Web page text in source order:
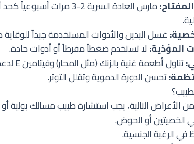
مارس العادة السرية 2-3
غسل اليدين والأدوات المستخدمة جيداً للوقاية
المؤذية: لا تستخدم ضغطاً مفرطاً أو أدوات حادة.
تناول أطعمة غنية بالزنك (مثل المحار) وفيتامين E لدعم إنتاج الحيوانات المنوية.
تحسن الدورة الدموية وتقلل التوتر.
الأعراض التالية، يجب استشارة طبيب مسالك بولية
الخصيتين أو الحوض.
الرغبة الجنسية.